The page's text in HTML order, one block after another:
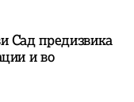
Сад предизвика
и во